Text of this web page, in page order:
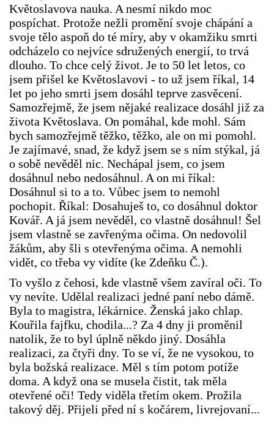
Květoslavova nauka. A nesmí nikdo moc
pospíchat. Protože nežli promění svoje chápání a
svoje tělo aspoň do té míry, aby v okamžiku smrti
odcházelo co nejvíce sdružených energií, to trvá
dlouho. To chce celý život. Je to 50 let letos, co
jsem přišel ke Květoslavovi - to už jsem říkal, 14
let po jeho smrti jsem dosáhl teprve zasvěcení.
Samozřejmě, že jsem nějaké realizace dosáhl již za
života Květoslava. On pomáhal, kde mohl. Sám
bych samozřejmě těžko, těžko, ale on mi pomohl.
Je zajímavé, snad, že když jsem se s ním stýkal, já
o sobě nevěděl nic. Nechápal jsem, co jsem
dosáhnul nebo nedosáhnul. A on mi říkal:
Dosáhnul si to a to. Vůbec jsem to nemohl
pochopit. Říkal: Dosahuješ to, co dosáhnul doktor
Kovář. A já jsem nevěděl, co vlastně dosáhnul! Šel
jsem vlastně se zavřenýma očima. On nedovolil
žákům, aby šli s otevřenýma očima. A nemohli
vidět, co třeba vy vidíte (ke Zdeňku Č.).
To vyšlo z čehosi, kde vlastně všem zavíral oči. To
vy nevíte. Udělal realizaci jedné paní nebo dámě.
Byla to magistra, lékárnice. Ženská jako chlap.
Kouřila fajfku, chodila...? Za 4 dny ji proměnil
natolik, že to byl úplně někdo jiný. Dosáhla
realizaci, za čtyři dny. To se ví, že ne vysokou, to
byla božská realizace. Měl s tím potom potíže
doma. A když ona se musela čistit, tak měla
otevřené oči! Tedy viděla třetím okem. Prožila
takový děj. Přijeli před ní s kočárem, livrejovaní...